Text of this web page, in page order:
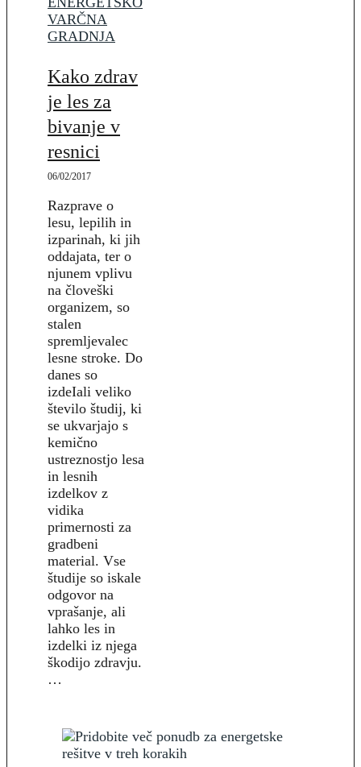
VARČNA
GRADNJA
Kako zdrav
je les za
bivanje v
resnici
06/02/2017
Razprave o
lesu, lepilih in
izparinah, ki jih
oddajata, ter o
njunem vplivu
na človeški
organizem, so
stalen
spremljevalec
lesne stroke. Do
danes so
izdeIali veliko
število študij, ki
se ukvarjajo s
kemično
ustreznostjo lesa
in lesnih
izdelkov z
vidika
primernosti za
gradbeni
material. Vse
študije so iskale
odgovor na
vprašanje, ali
lahko les in
izdelki iz njega
škodijo zdravju.
…